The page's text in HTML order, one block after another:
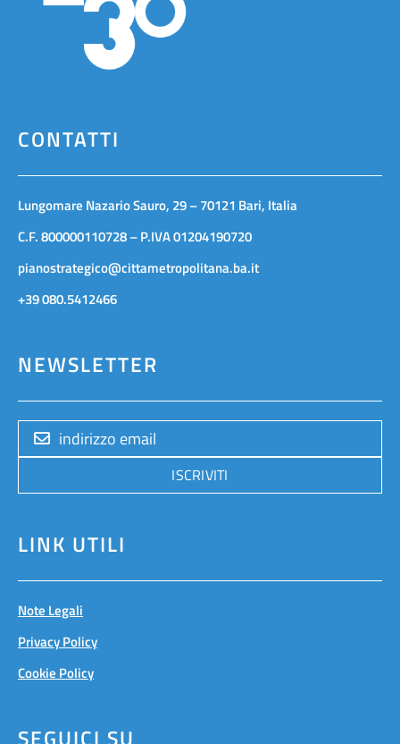
CONTATTI
Lungomare Nazario Sauro, 29 – 70121 Bari, Italia
C.F. 800000110728 – P.IVA 01204190720
pianostrategico@cittametropolitana.ba.it
+39 080.5412466
NEWSLETTER
ISCRIVITI
LINK UTILI
Note Legali
Privacy Policy
Cookie Policy